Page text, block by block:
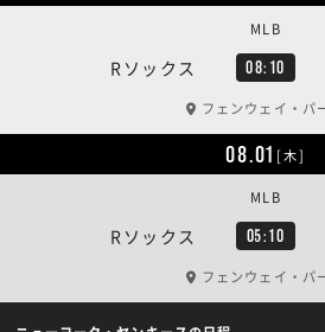
Rソックス 08:10
MLB
フェンウェイ・パ
08.01 [木]
Rソックス 05:10
MLB
フェンウェイ・パ